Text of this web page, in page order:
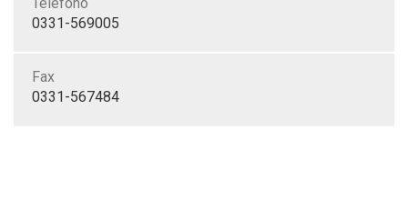
0331-569005
Fax
0331-567484